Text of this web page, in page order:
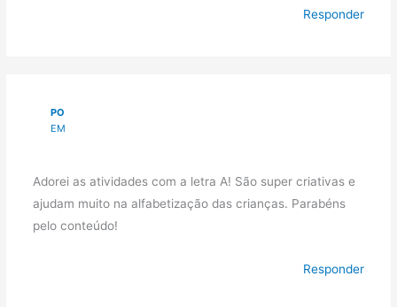
Responder
PO
EM
Adorei as atividades com a letra A! São super criativas e
ajudam muito na alfabetização das crianças. Parabéns
pelo conteúdo!
Responder